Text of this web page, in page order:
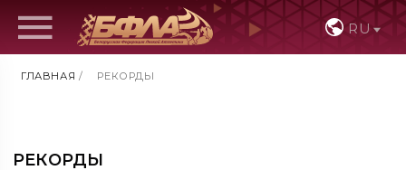
RU
ГЛАВНАЯ / РЕКОРДЫ
РЕКОРДЫ